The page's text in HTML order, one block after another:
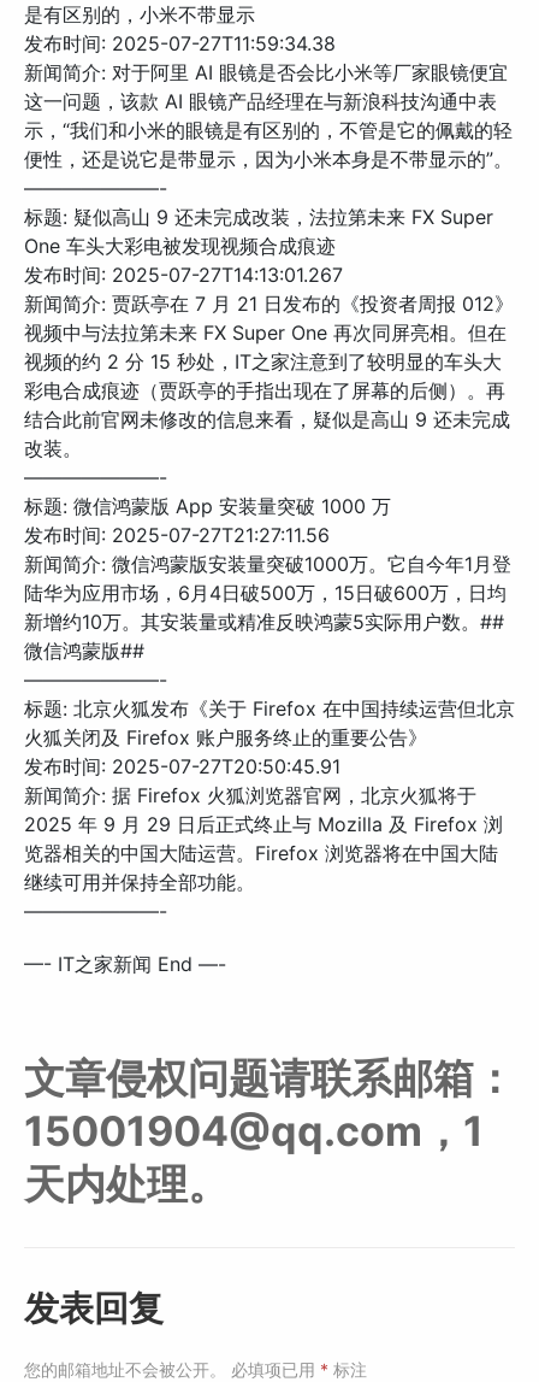
是有区别的，小米不带显示
发布时间: 2025-07-27T11:59:34.38
新闻简介: 对于阿里 AI 眼镜是否会比小米等厂家眼镜便宜
这一问题，该款 AI 眼镜产品经理在与新浪科技沟通中表
示，“我们和小米的眼镜是有区别的，不管是它的佩戴的轻
便性，还是说它是带显示，因为小米本身是不带显示的”。
———————-
标题: 疑似高山 9 还未完成改装，法拉第未来 FX Super
One 车头大彩电被发现视频合成痕迹
发布时间: 2025-07-27T14:13:01.267
新闻简介: 贾跃亭在 7 月 21 日发布的《投资者周报 012》
视频中与法拉第未来 FX Super One 再次同屏亮相。但在
视频的约 2 分 15 秒处，IT之家注意到了较明显的车头大
彩电合成痕迹（贾跃亭的手指出现在了屏幕的后侧）。再
结合此前官网未修改的信息来看，疑似是高山 9 还未完成
改装。
———————-
标题: 微信鸿蒙版 App 安装量突破 1000 万
发布时间: 2025-07-27T21:27:11.56
新闻简介: 微信鸿蒙版安装量突破1000万。它自今年1月登
陆华为应用市场，6月4日破500万，15日破600万，日均
新增约10万。其安装量或精准反映鸿蒙5实际用户数。##
微信鸿蒙版##
———————-
标题: 北京火狐发布《关于 Firefox 在中国持续运营但北京
火狐关闭及 Firefox 账户服务终止的重要公告》
发布时间: 2025-07-27T20:50:45.91
新闻简介: 据 Firefox 火狐浏览器官网，北京火狐将于
2025 年 9 月 29 日后正式终止与 Mozilla 及 Firefox 浏
览器相关的中国大陆运营。Firefox 浏览器将在中国大陆
继续可用并保持全部功能。
———————-
—- IT之家新闻 End —-
文章侵权问题请联系邮箱：
15001904@qq.com，1
天内处理。
发表回复
您的邮箱地址不会被公开。 必填项已用 * 标注